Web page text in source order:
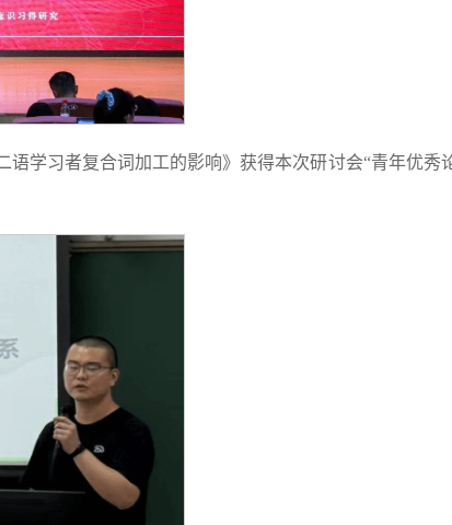
学习者复合词加工的影响》获得本次研讨会“青年优秀